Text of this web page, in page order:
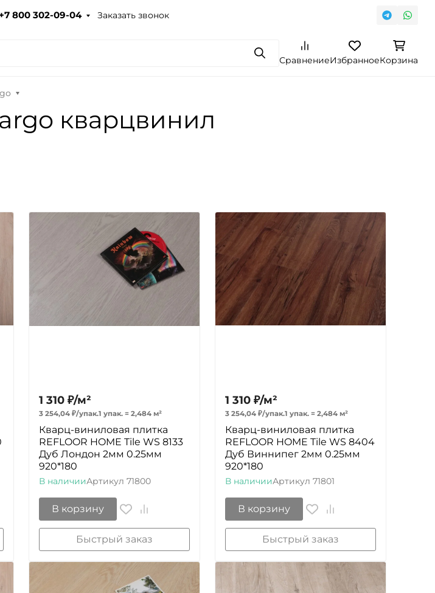
+7 800 302-09-04 Заказать звонок
ПоискСравнениеИзбранноеКорзина
кварцвинил
1 310 ₽/м²
3 254,04 ₽/упак.1 упак.= 2,484 м²
Кварц-виниловая плитка
REFLOOR HOME Tile WS 8133
Дуб Лондон 2мм 0.25мм
920*180
В наличииАртикул 71800
В корзину
Быстрый заказ
1 310 ₽/м²
3 254,04 ₽/упак.1 упак.= 2,484 м²
Кварц-виниловая плитка
REFLOOR HOME Tile WS 8404
Дуб Виннипег 2мм 0.25мм
920*180
В наличииАртикул 71801
В корзину
Быстрый заказ